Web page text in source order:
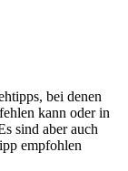
bei denen
kann oder in
sind aber auch
empfohlen